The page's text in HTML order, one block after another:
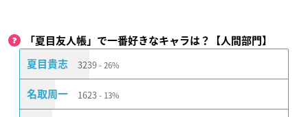
「夏目友人帳」で一番好きなキャラは？【人間部門】
夏目貴志 3239 26%
名取周一 1623 13%